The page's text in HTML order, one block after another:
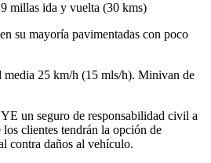
millas ida y vuelta (30 kms)
su mayoría pavimentadas con poco
25 km/h (15 mls/h). Minivan de
un seguro de responsabilidad civil a
los clientes tendrán la opción de
contra daños al vehículo.